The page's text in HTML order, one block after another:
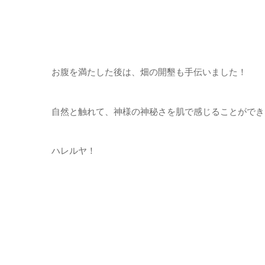
お腹を満たした後は、畑の開墾も手伝いました！
自然と触れて、神様の神秘さを肌で感じることがで
ハレルヤ！